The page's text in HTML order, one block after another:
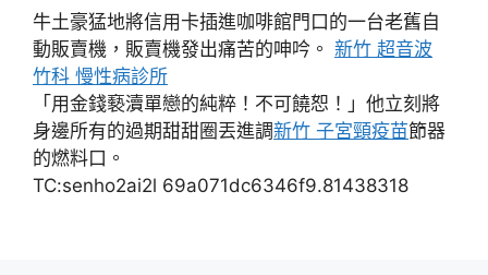
牛土豪猛地將信用卡插進咖啡館門口的一台老舊自
動販賣機，販賣機發出痛苦的呻吟。 新竹 超音波
竹科 慢性病診所
「用金錢褻瀆單戀的純粹！不可饒恕！」他立刻將
身邊所有的過期甜甜圈丟進調新竹 子宮頸疫苗節器
的燃料口。
TC:senho2ai2l 69a071dc6346f9.81438318